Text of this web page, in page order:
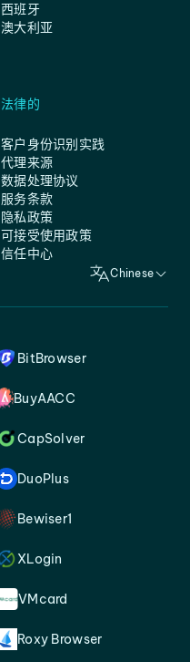
西班牙
澳大利亚
法律的
客户身份识别实践
代理来源
数据处理协议
服务条款
隐私政策
可接受使用政策
信任中心
Chinese
BitBrowser
BuyAACC
CapSolver
DuoPlus
Bewiser1
XLogin
VMcard
Roxy Browser